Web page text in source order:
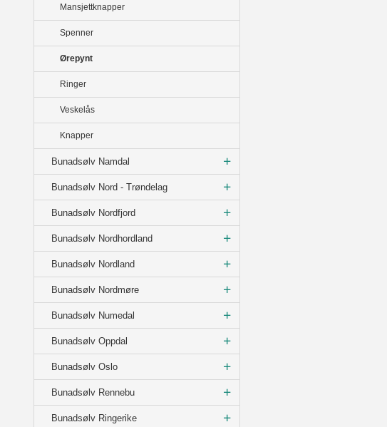
Mansjettknapper
Spenner
Ørepynt
Ringer
Veskelås
Knapper
Bunadsølv Namdal
Bunadsølv Nord - Trøndelag
Bunadsølv Nordfjord
Bunadsølv Nordhordland
Bunadsølv Nordland
Bunadsølv Nordmøre
Bunadsølv Numedal
Bunadsølv Oppdal
Bunadsølv Oslo
Bunadsølv Rennebu
Bunadsølv Ringerike